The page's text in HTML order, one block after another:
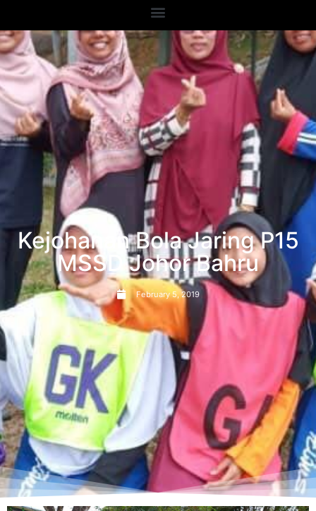
Kejohanan Bola Jaring P15
MSSD Johor Bahru
February 5, 2019